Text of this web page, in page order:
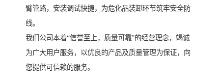
臂管路，安装调试快捷，为危化品装卸环节筑牢安全防
线。
我们公司本着“信誉至上，质量可靠”的经营理念，竭诚
为广大用户服务，以优良的产品及质量管理为保证，向
您提供可信赖的服务。